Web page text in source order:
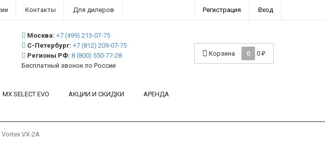
Контакты Для дилеров Регистрация Вход
Москва: +7 (499) 213-07-75
С-Петербург: +7 (812) 209-07-75
Регионы РФ: 8 (800) 550-77-28
Бесплатный звонок по России
Корзина 0 0 ₽
MX SELECT EVO АКЦИИ И СКИДКИ АРЕНДА
VX-2A